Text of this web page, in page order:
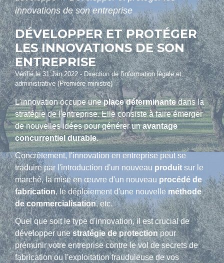
innovations de son entreprise
DÉVELOPPER ET PROTÉGER
LES INNOVATIONS DE SON
ENTREPRISE
Vérifié le 31 Jan 2022 - Direction de l'information légale et
administrative (Première ministre)
L'innovation occupe uneplace déterminantedans la
stratégie de l'entreprise. Elle consiste à faire émerger
de nouvelles idées pour générer unavantage
concurrentiel durable.
Concrètement, l'innovation en entreprise peut se
traduire par l'introduction d'un nouveau produit sur le
marché, la mise en œuvre d'un nouveau procédé de
fabrication, le déploiement d'une nouvelle méthode
de commercialisation, etc.
Quel que soit le type d'innovation, il est crucial de
développer unestratégie de protectionpour
prémunir votre entreprise contre le vol de secrets de
fabrication ou l'exploitation frauduleuse de vos